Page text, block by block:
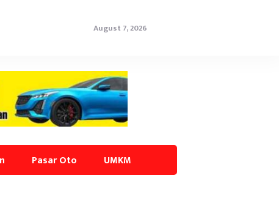
August 7, 2026
Pasar Oto UMKM